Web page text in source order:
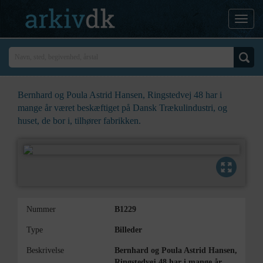
Bernhard og Poula Astrid Hansen, Ringstedvej 48 har i
mange år været beskæftiget på Dansk Trækulindustri, og
huset, de bor i, tilhører fabrikken.
Nummer B1229
Type Billeder
Beskrivelse
Bernhard og Poula Astrid Hansen,